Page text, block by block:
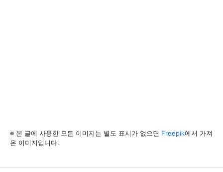
※ 본 글에 사용한 모든 이미지는 별도 표시가 없으면 Freepik에서 가져
온 이미지입니다.